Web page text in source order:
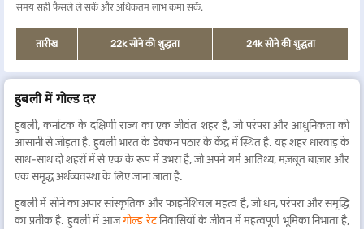
समय सही फैसले ले सकें और अधिकतम लाभ कमा सकें.
तारीख 22k सोने की शुद्धता 24k सोने की शुद्धता
हुबली में गोल्ड दर
हुबली, कर्नाटक के दक्षिणी राज्य का एक जीवंत शहर है, जो परंपरा और आधुनिकता को
आसानी से जोड़ता है. हुबली भारत के डेक्कन पठार के केंद्र में स्थित है. यह शहर धारवाड़ के
साथ-साथ दो शहरों में से एक के रूप में उभरा है, जो अपने गर्म आतिथ्य, मज़बूत बाज़ार और
एक समृद्ध अर्थव्यवस्था के लिए जाना जाता है.
हुबली में सोने का अपार सांस्कृतिक और फाइनेंशियल महत्व है, जो धन, परंपरा और समृद्धि
का प्रतीक है. हुबली में आजगोल्ड रेटनिवासियों के जीवन में महत्वपूर्ण भूमिका निभाता है,